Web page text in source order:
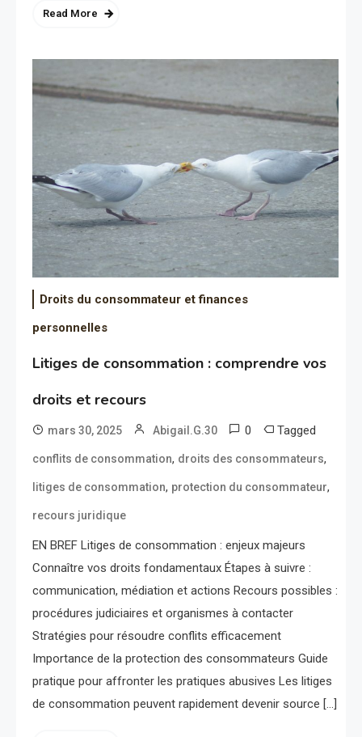
Read More
Droits du consommateur et finances
personnelles
Litiges de consommation : comprendre vos
droits et recours
mars 30, 2025 Abigail.G.30 0 Tagged
conflits de consommation, droits des consommateurs,
litiges de consommation, protection du consommateur,
recours juridique
EN BREF Litiges de consommation : enjeux majeurs
Connaître vos droits fondamentaux Étapes à suivre :
communication, médiation et actions Recours possibles :
procédures judiciaires et organismes à contacter
Stratégies pour résoudre conflits efficacement
Importance de la protection des consommateurs Guide
pratique pour affronter les pratiques abusives Les litiges
de consommation peuvent rapidement devenir source […]